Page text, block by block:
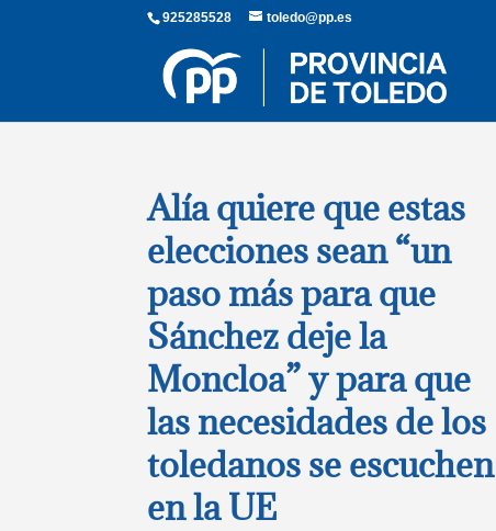
925285528 toledo@pp.es
Alía quiere que estas
elecciones sean “un
paso más para que
Sánchez deje la
Moncloa” y para que
las necesidades de los
toledanos se escuchen
en la UE